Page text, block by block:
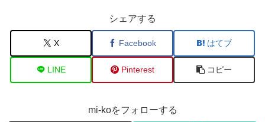
シェアする
X Facebook はてブ
LINE Pinterest コピー
mi-koをフォローする